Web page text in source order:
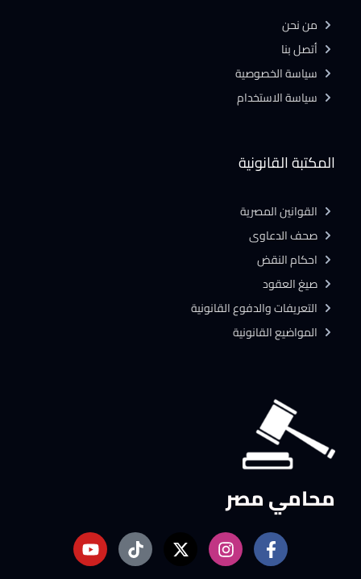
محامي مصر
المكتبة القانونية
القوانين المصرية
صحف الدعاوى
احكام النقض
صيغ العقود
التعريفات والدفوع القانونية
المواضيع القانونية
من نحن
أتصل بنا
سياسة الخصوصية
سياسة الاستخدام